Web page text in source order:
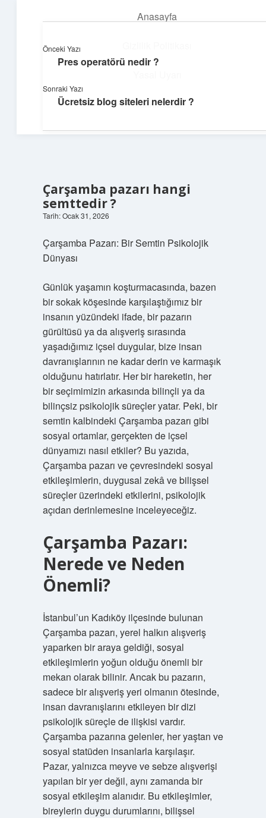
Anasayfa
Hakkımızda
Yaratıcı projelerle dünyanı inşa et!
Çarşamba pazarı hangi
semttedir ?
Tarih: Ocak 31, 2026
Çarşamba Pazarı: Bir Semtin Psikolojik
Dünyası
Günlük yaşamın koşturmacasında, bazen
bir sokak köşesinde karşılaştığımız bir
insanın yüzündeki ifade, bir pazarın
gürültüsü ya da alışveriş sırasında
yaşadığımız içsel duygular, bize insan
davranışlarının ne kadar derin ve karmaşık
olduğunu hatırlatır. Her bir hareketin, her
bir seçimimizin arkasında bilinçli ya da
bilinçsiz psikolojik süreçler yatar. Peki, bir
semtin kalbindeki Çarşamba pazarı gibi
sosyal ortamlar, gerçekten de içsel
dünyamızı nasıl etkiler? Bu yazıda,
Çarşamba pazarı ve çevresindeki sosyal
etkileşimlerin, duygusal zekâ ve bilişsel
süreçler üzerindeki etkilerini, psikolojik
açıdan derinlemesine inceleyeceğiz.
Çarşamba Pazarı:
Nerede ve Neden
Önemli?
İstanbul’un Kadıköy ilçesinde bulunan
Çarşamba pazarı, yerel halkın alışveriş
yaparken bir araya geldiği, sosyal
etkileşimlerin yoğun olduğu önemli bir
mekan olarak bilinir. Ancak bu pazarın,
sadece bir alışveriş yeri olmanın ötesinde,
insan davranışlarını etkileyen bir dizi
psikolojik süreçle de ilişkisi vardır.
Çarşamba pazarına gelenler, her yaştan ve
sosyal statüden insanlarla karşılaşır.
Pazar, yalnızca meyve ve sebze alışverişi
yapılan bir yer değil, aynı zamanda bir
sosyal etkileşim alanıdır. Bu etkileşimler,
bireylerin duygu durumlarını, bilişsel
Önceki Yazı
Pres operatörü nedir ?
Sonraki Yazı
Ücretsiz blog siteleri nelerdir ?